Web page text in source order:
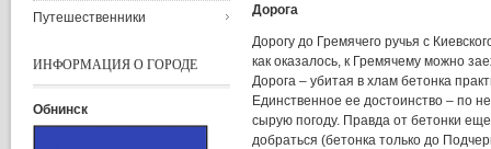
Дорога
Дорогу до Гремячего ручья с
как оказалось, к Гремячему можно
Дорога – убитая в хлам бетонка
Единственное ее достоинство – по
сырую погоду. Правда от бетонки
добраться (бетонка только до
Путешественники
ИНФОРМАЦИЯ О ГОРОДЕ
Обнинск